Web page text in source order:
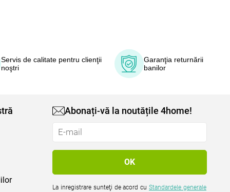
Servis de calitate pentru clienţii
noştri
Garanţia returnării
banilor
Abonați-vă la noutățile 4home!
La inregistrare sunteţi de acord cuStandardele generale